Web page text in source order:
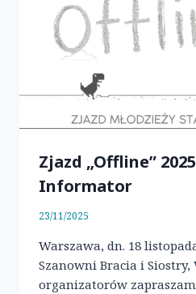
Zjazd „Offline”
Informator
23/11/2025
Warszawa, dn. 18
Szanowni Bracia i
organizatorów